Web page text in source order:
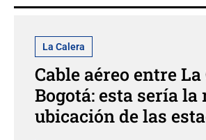
La Calera
Cable aéreo entre
Bogotá: esta sería
ubicación de las